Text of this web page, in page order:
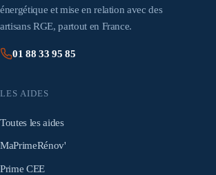
énergétique et mise en relation avec des
artisans RGE, partout en France.
01 88 33 95 85
LES AIDES
Toutes les aides
MaPrimeRénov'
Prime CEE